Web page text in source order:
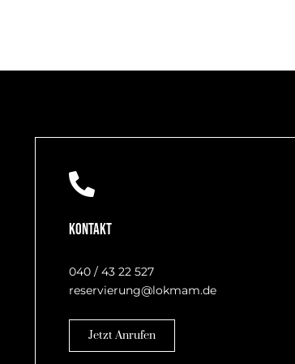
Kontakt
040 / 43 22 527
reservierung@lokmam.de
Jetzt Anrufen